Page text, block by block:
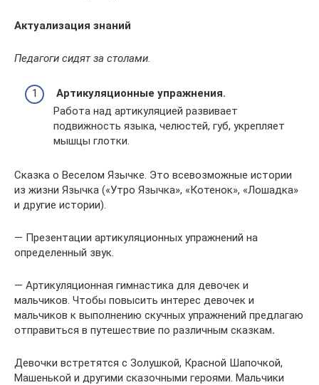
Актуализация знаний
Педагоги сидят за столами.
Артикуляционные упражнения.
Работа над артикуляцией развивает
подвижность языка, челюстей, губ, укрепляет
мышцы глотки.
Сказка о Веселом Язычке. Это всевозможные истории
из жизни Язычка («Утро Язычка», «Котенок», «Лошадка»
и другие истории).
— Презентации артикуляционных упражнений на
определенный звук.
— Артикуляционная гимнастика для девочек и
мальчиков. Чтобы повысить интерес девочек и
мальчиков к выполнению скучных упражнений предлагаю
отправиться в путешествие по различным сказкам.
Девочки встретятся с Золушкой, Красной Шапочкой,
Машенькой и другими сказочными героями. Мальчики